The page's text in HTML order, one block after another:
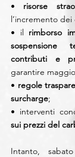
• risorse
l’incremento
• il rimborso
sospensione
contributi e
garantire
• regole
surcharge;
• interventi
sui prezzi del
Intanto,